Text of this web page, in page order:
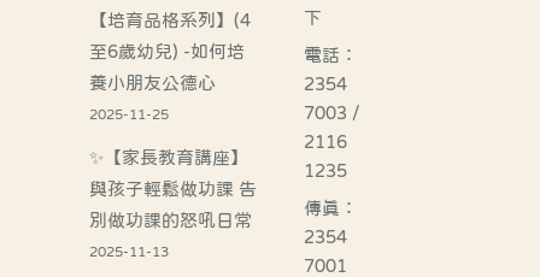
【培育品格系列】(4
至6歲幼兒) -如何培
養小朋友公德心
2025-11-25
✨【家長教育講座】
與孩子輕鬆做功課 告
別做功課的怒吼日常
2025-11-13
下
電話：
2354
7003 /
2116
1235
傳真：
2354
7001